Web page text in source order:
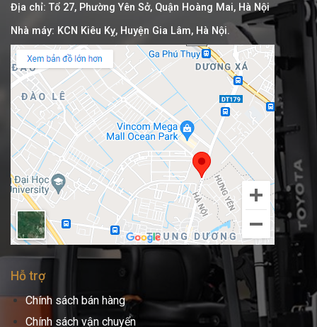
Địa chỉ: Tổ 27, Phường Yên Sở, Quận Hoàng Mai, Hà Nội
Nhà máy: KCN Kiêu Kỵ, Huyện Gia Lâm, Hà Nội.
Hỗ trợ
Chính sách bán hàng
Chính sách vận chuyển